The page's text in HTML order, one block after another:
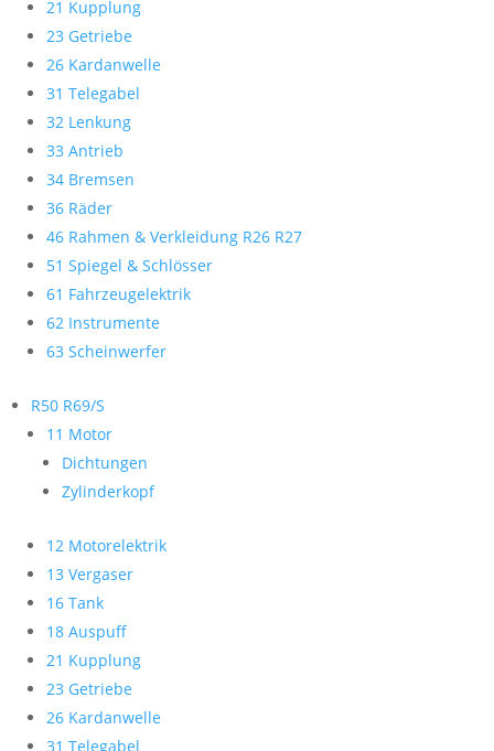
21 Kupplung
23 Getriebe
26 Kardanwelle
31 Telegabel
32 Lenkung
33 Antrieb
34 Bremsen
36 Räder
46 Rahmen & Verkleidung R26 R27
51 Spiegel & Schlösser
61 Fahrzeugelektrik
62 Instrumente
63 Scheinwerfer
R50 R69/S
11 Motor
Dichtungen
Zylinderkopf
12 Motorelektrik
13 Vergaser
16 Tank
18 Auspuff
21 Kupplung
23 Getriebe
26 Kardanwelle
31 Telegabel